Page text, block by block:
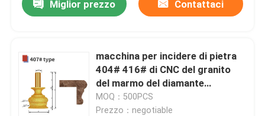
Miglior prezzo Contattaci
macchina per incidere di pietra
404# 416# di CNC del granito
del marmo del diamante
pungente router 407#Chamfer
MOQ：500PCS
Prezzo：negotiable